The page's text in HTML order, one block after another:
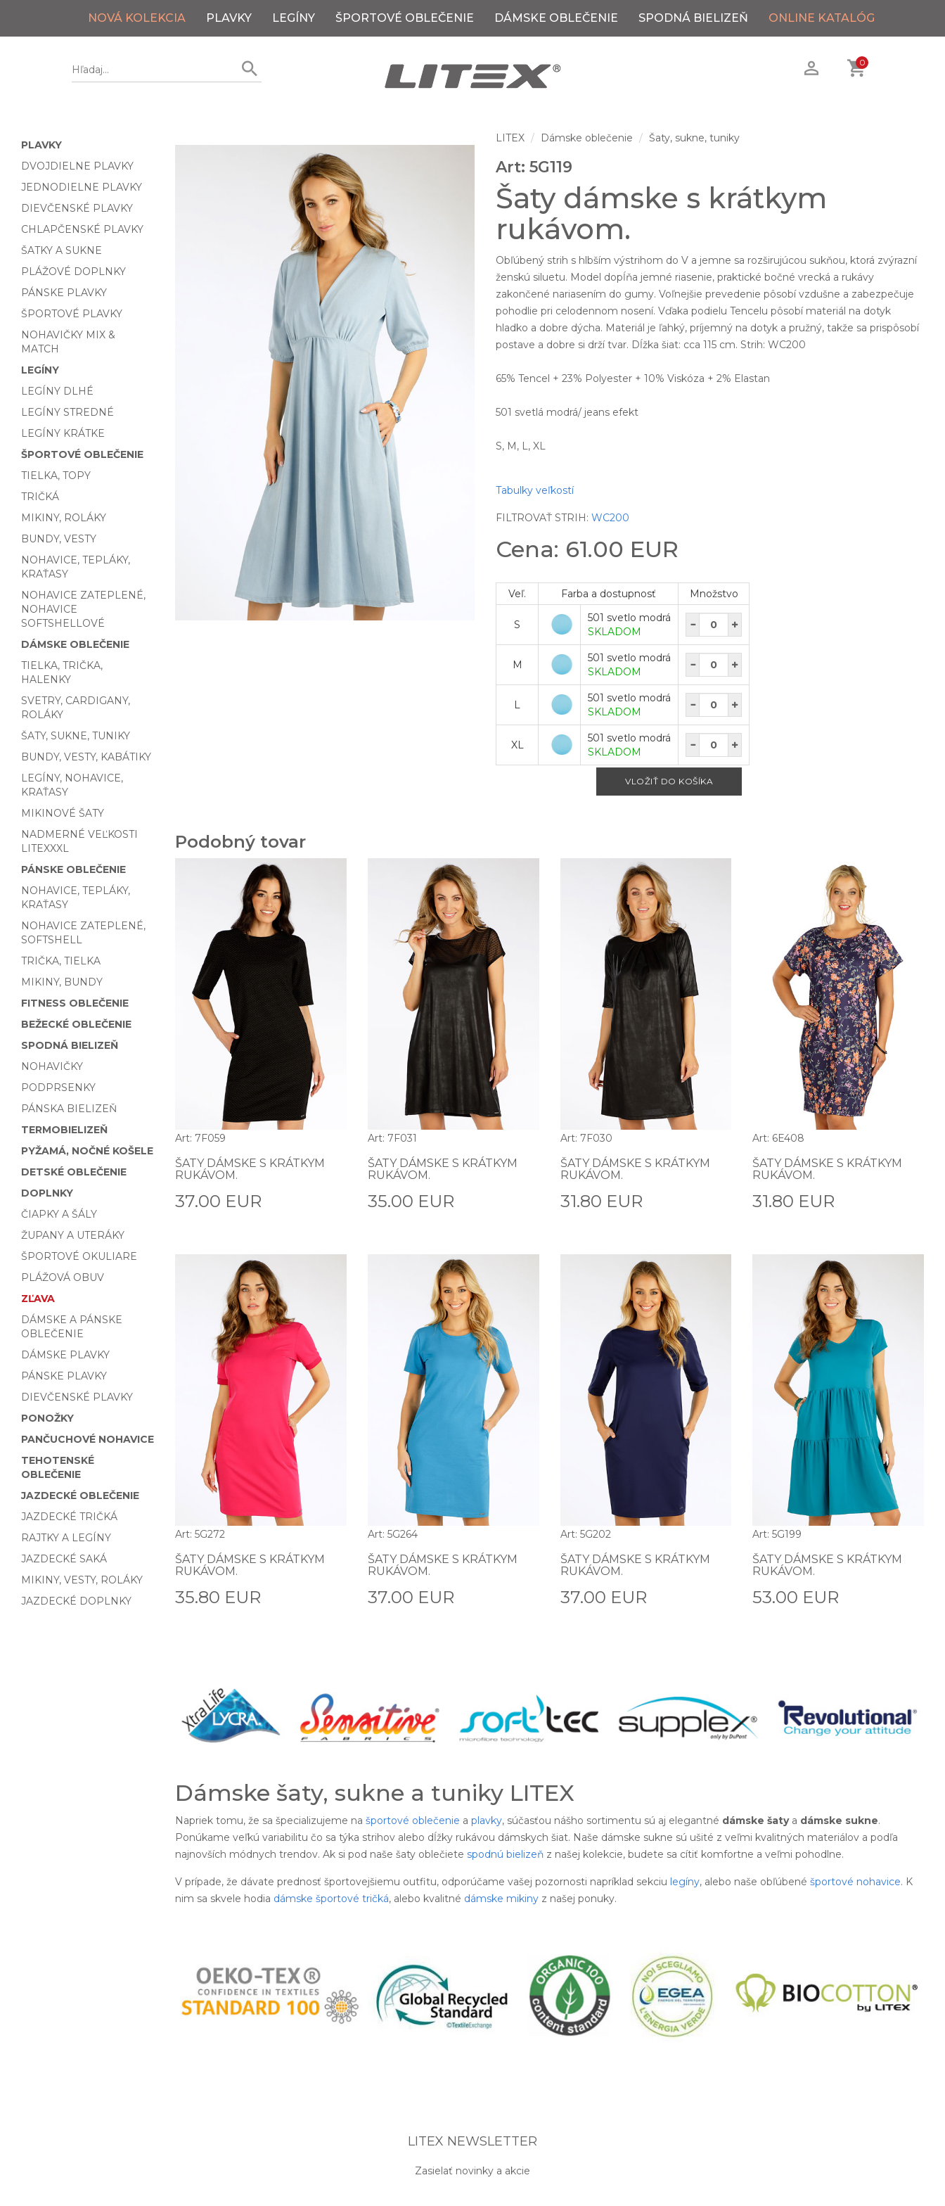
NOVÁ KOLEKCIA PLAVKY LEGÍNY ŠPORTOVÉ OBLEČENIE DÁMSKE OBLEČENIE SPODNÁ BIELIZEŇ ONLINE KATALÓG
0
PLAVKY
DVOJDIELNE PLAVKY
JEDNODIELNE PLAVKY
DIEVČENSKÉ PLAVKY
CHLAPČENSKÉ PLAVKY
ŠATKY A SUKNE
PLÁŽOVÉ DOPLNKY
PÁNSKE PLAVKY
ŠPORTOVÉ PLAVKY
NOHAVIČKY MIX &
MATCH
LEGÍNY
LEGÍNY DLHÉ
LEGÍNY STREDNÉ
LEGÍNY KRÁTKE
ŠPORTOVÉ OBLEČENIE
TIELKA, TOPY
TRIČKÁ
MIKINY, ROLÁKY
BUNDY, VESTY
NOHAVICE, TEPLÁKY,
KRAŤASY
NOHAVICE ZATEPLENÉ,
NOHAVICE
SOFTSHELLOVÉ
DÁMSKE OBLEČENIE
TIELKA, TRIČKA,
HALENKY
SVETRY, CARDIGANY,
ROLÁKY
ŠATY, SUKNE, TUNIKY
BUNDY, VESTY, KABÁTIKY
LEGÍNY, NOHAVICE,
KRAŤASY
MIKINOVÉ ŠATY
NADMERNÉ VEĽKOSTI
LITEXXXL
PÁNSKE OBLEČENIE
NOHAVICE, TEPLÁKY,
KRAŤASY
NOHAVICE ZATEPLENÉ,
SOFTSHELL
TRIČKA, TIELKA
MIKINY, BUNDY
FITNESS OBLEČENIE
BEŽECKÉ OBLEČENIE
SPODNÁ BIELIZEŇ
NOHAVIČKY
PODPRSENKY
PÁNSKA BIELIZEŇ
TERMOBIELIZEŇ
PYŽAMÁ, NOČNÉ KOŠELE
DETSKÉ OBLEČENIE
DOPLNKY
ČIAPKY A ŠÁLY
ŽUPANY A UTERÁKY
ŠPORTOVÉ OKULIARE
PLÁŽOVÁ OBUV
ZĽAVA
DÁMSKE A PÁNSKE
OBLEČENIE
DÁMSKE PLAVKY
PÁNSKE PLAVKY
DIEVČENSKÉ PLAVKY
PONOŽKY
PANČUCHOVÉ NOHAVICE
TEHOTENSKÉ
OBLEČENIE
JAZDECKÉ OBLEČENIE
JAZDECKÉ TRIČKÁ
RAJTKY A LEGÍNY
JAZDECKÉ SAKÁ
MIKINY, VESTY, ROLÁKY
JAZDECKÉ DOPLNKY
LITEX Dámske oblečenie Šaty, sukne, tuniky
Art: 5G119
Šaty dámske s krátkym
rukávom.
Obľúbený strih s hlbším výstrihom do V a jemne sa rozširujúcou sukňou, ktorá zvýrazní
ženskú siluetu. Model dopĺňa jemné riasenie, praktické bočné vrecká a rukávy
zakončené nariasením do gumy. Voľnejšie prevedenie pôsobí vzdušne a zabezpečuje
pohodlie pri celodennom nosení. Vďaka podielu Tencelu pôsobí materiál na dotyk
hladko a dobre dýcha. Materiál je ľahký, príjemný na dotyk a pružný, takže sa prispôsobí
postave a dobre si drží tvar. Dĺžka šiat: cca 115 cm. Strih: WC200
65% Tencel + 23% Polyester + 10% Viskóza + 2% Elastan
501 svetlá modrá/ jeans efekt
S, M, L, XL
Tabulky veľkostí
FILTROVAŤ STRIH:WC200
Cena: 61.00 EUR
Veľ. Farba a dostupnosť Množstvo
S
501 svetlo modrá
SKLADOM
M
501 svetlo modrá
SKLADOM
L
501 svetlo modrá
SKLADOM
XL
501 svetlo modrá
SKLADOM
Podobný tovar
Art: 7F059
ŠATY DÁMSKE S KRÁTKYM
RUKÁVOM.
37.00 EUR
Art: 7F031
ŠATY DÁMSKE S KRÁTKYM
RUKÁVOM.
35.00 EUR
Art: 7F030
ŠATY DÁMSKE S KRÁTKYM
RUKÁVOM.
31.80 EUR
Art: 6E408
ŠATY DÁMSKE S KRÁTKYM
RUKÁVOM.
31.80 EUR
Art: 5G272
ŠATY DÁMSKE S KRÁTKYM
RUKÁVOM.
35.80 EUR
Art: 5G264
ŠATY DÁMSKE S KRÁTKYM
RUKÁVOM.
37.00 EUR
Art: 5G202
ŠATY DÁMSKE S KRÁTKYM
RUKÁVOM.
37.00 EUR
Art: 5G199
ŠATY DÁMSKE S KRÁTKYM
RUKÁVOM.
53.00 EUR
Dámske šaty, sukne a tuniky LITEX
Napriek tomu, že sa špecializujeme na športové oblečenie a plavky, súčasťou nášho sortimentu sú aj elegantné dámske šatya dámske sukne.
Ponúkame veľkú variabilitu čo sa týka strihov alebo dĺžky rukávou dámskych šiat. Naše dámske sukne sú ušité z veľmi kvalitných materiálov a podľa
najnovších módnych trendov. Ak si pod naše šaty oblečiete spodnú bielizeň z našej kolekcie, budete sa cítiť komfortne a veľmi pohodlne.
V prípade, že dávate prednosť športovejšiemu outfitu, odporúčame vašej pozornosti napríklad sekciu legíny, alebo naše obľúbené športové nohavice. K
nim sa skvele hodia dámske športové tričká, alebo kvalitné dámske mikiny z našej ponuky.
LITEX NEWSLETTER
Zasielať novinky a akcie